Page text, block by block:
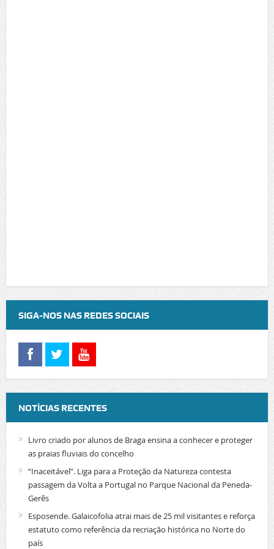
SIGA-NOS NAS REDES SOCIAIS
NOTÍCIAS RECENTES
Livro criado por alunos de Braga ensina a conhecer e proteger
as praias fluviais do concelho
“Inaceitável”. Liga para a Proteção da Natureza contesta
passagem da Volta a Portugal no Parque Nacional da Peneda-
Gerês
Esposende. Galaicofolia atrai mais de 25 mil visitantes e reforça
estatuto como referência da recriação histórica no Norte do
país